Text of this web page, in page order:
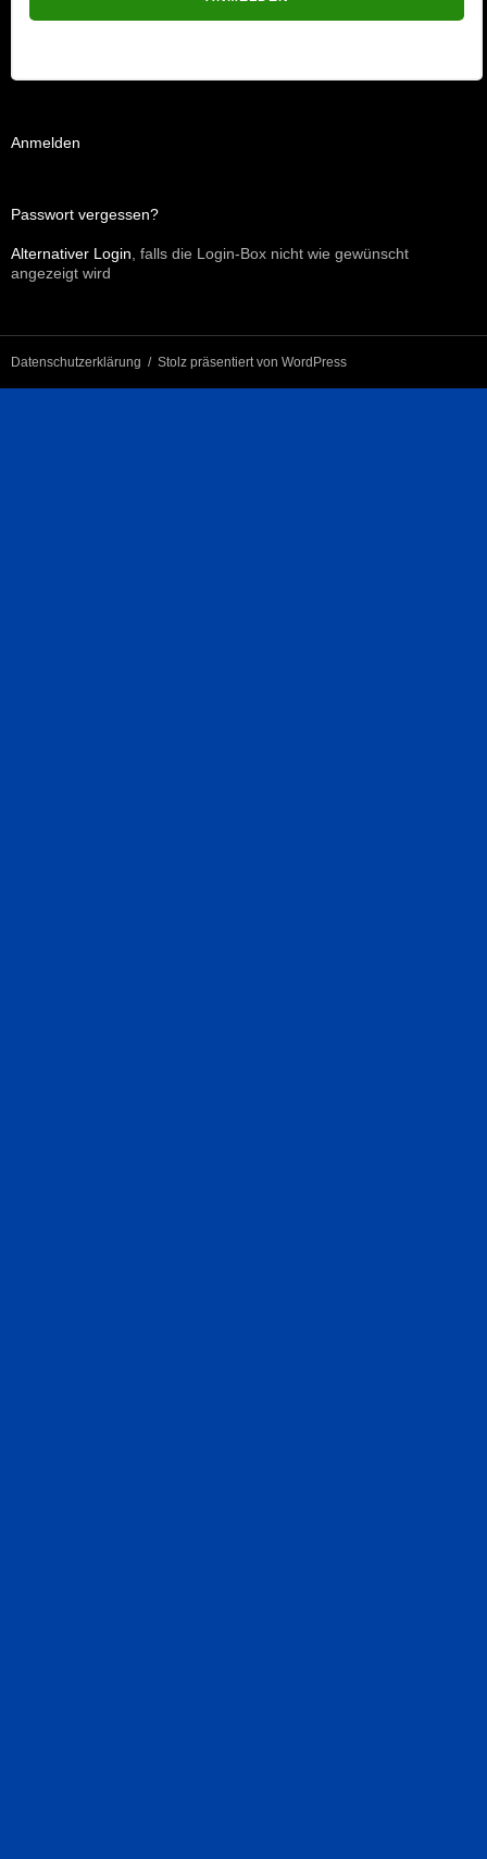
Anmelden
Passwort vergessen?
Alternativer Login , falls die Login-Box nicht wie gewünscht
angezeigt wird
Datenschutzerklärung Stolz präsentiert von WordPress